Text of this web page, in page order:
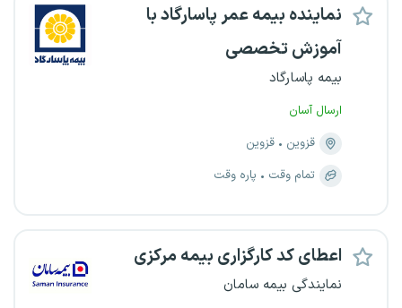
نماینده بیمه عمر پاسارگاد با
آموزش تخصصی
بیمه پاسارگاد
ارسال آسان
قزوین
قزوین
تمام وقت
پاره وقت
اعطای کد کارگزاری بیمه مرکزی
نمایندگی بیمه سامان